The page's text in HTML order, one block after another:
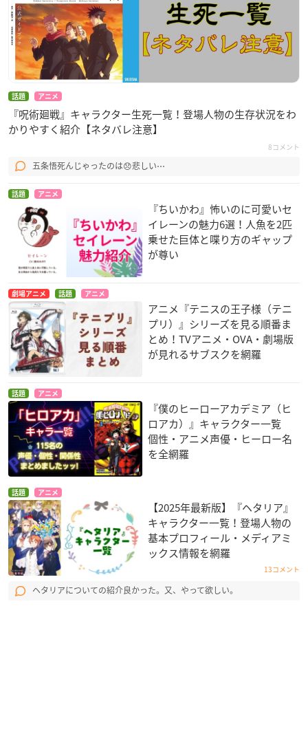
話題 アニメ
『呪術廻戦』キャラクター生死一覧！登場人物の生存状況をわ
かりやすく紹介【ネタバレ注意】
8コメント
五条悟死んじゃったのは😞悲しい⋯
話題 アニメ
『ちいかわ』怖いのに可愛いセ
イレーンの魅力6選！人魚を2匹
乗せた巨体と喋り方のギャップ
が尊い
劇場アニメ 話題 アニメ
アニメ『テニスの王子様（テニ
プリ）』シリーズを見る順番ま
とめ！TVアニメ・OVA・劇場版
が見れるサブスクを網羅
話題 アニメ
『僕のヒーローアカデミア（ヒ
ロアカ）』キャラクター一覧
個性・アニメ声優・ヒーロー名
を全網羅
話題 アニメ
【2025年最新版】『ヘタリア』
キャラクター一覧！登場人物の
基本プロフィール・メディアミ
ックス情報を網羅
13コメント
ヘタリアについての紹介良かった。又、やって欲しい。